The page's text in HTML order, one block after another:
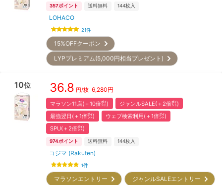
357ポイント 送料無料 144枚入
LOHACO
21件
15%OFFクーポン
LYPプレミアム(5,000円相当プレゼント)
10位 36.8 円/枚 6,280円
マラソン11店(＋10倍㌽)
ジャンルSALE(＋2倍㌽)
最強翌日(＋1倍㌽)
ウェブ検索利用(＋1倍㌽)
SPU(＋2倍㌽)
974ポイント 送料無料 144枚入
コジマ (Rakuten)
1件
マラソンエントリー ジャンルSALEエントリー